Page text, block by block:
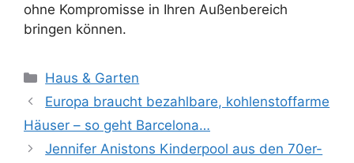
ohne Kompromisse in Ihren Außenbereich
bringen können.
Kategorien
Haus & Garten
Europa braucht bezahlbare, kohlenstoffarme
Häuser – so geht Barcelona…
Jennifer Anistons Kinderpool aus den 70er-